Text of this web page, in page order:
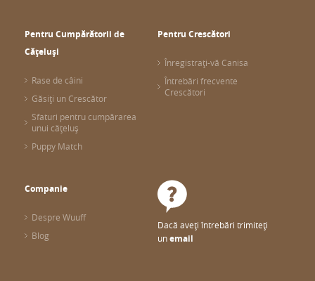
Pentru Cumpărătorii de
Cățeluși
Rase de câini
Găsiți un Crescător
Sfaturi pentru cumpărarea
unui cățeluș
Puppy Match
Pentru Crescători
Înregistrați-vă Canisa
Întrebări frecvente
Crescători
Companie
Despre Wuuff
Blog
Dacă aveți întrebări trimiteți
unemail